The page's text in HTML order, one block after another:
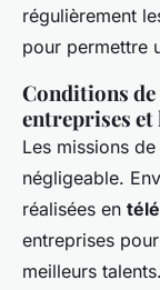
régulièrement
pour permettre
Conditions
entreprises et
Les missions
négligeable.
réalisées en
entreprises
meilleurs